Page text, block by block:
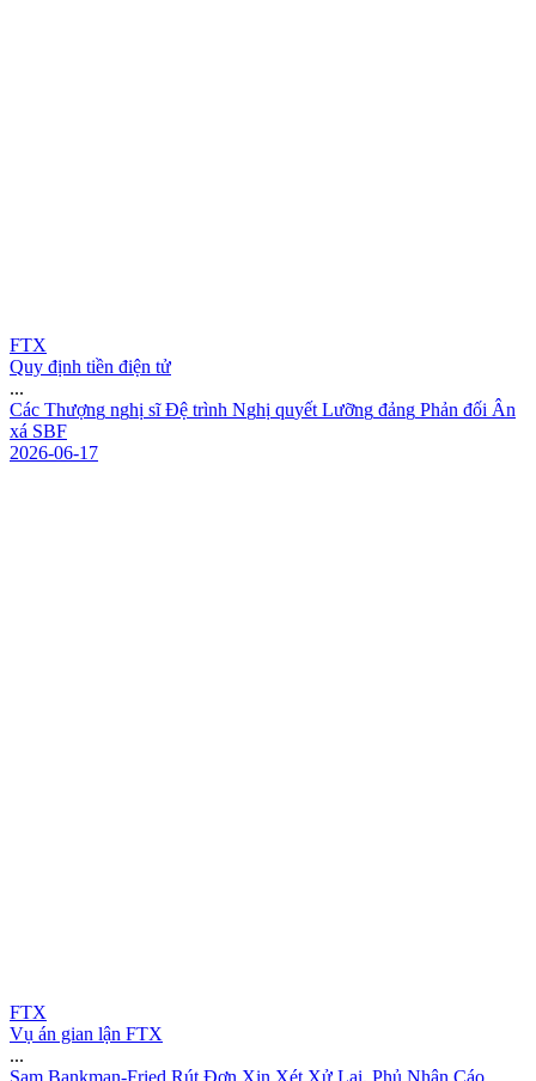
FTX
Quy định tiền điện tử
...
Các Thượng nghị sĩ Đệ trình Nghị quyết Lưỡng đảng Phản đối Ân
xá SBF
2026-06-17
FTX
Vụ án gian lận FTX
...
Sam Bankman-Fried Rút Đơn Xin Xét Xử Lại, Phủ Nhận Cáo